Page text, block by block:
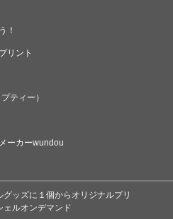
！
リント
ティー）
ーカーwundou
ッズに１個からオリジナルプリ
ェルオンデマンド